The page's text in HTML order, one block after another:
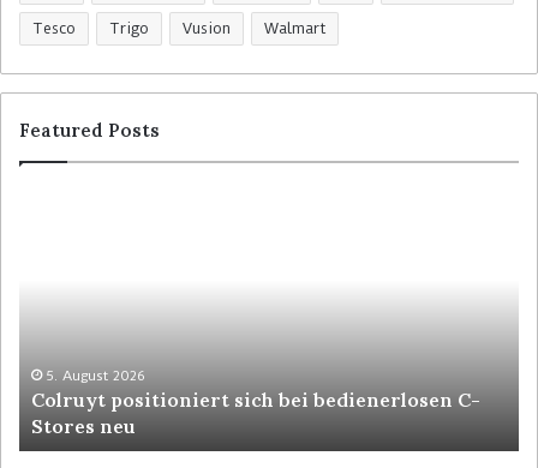
Tesco Trigo Vusion Walmart
Featured Posts
5. August 2026
Colruyt positioniert sich bei bedienerlosen C-
Stores neu